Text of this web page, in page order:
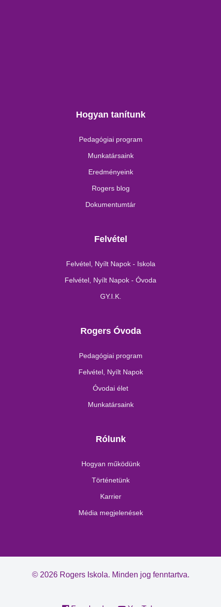
Hogyan tanítunk
Pedagógiai program
Munkatársaink
Eredményeink
Rogers blog
Dokumentumtár
Felvétel
Felvétel, Nyílt Napok - Iskola
Felvétel, Nyílt Napok - Óvoda
GY.I.K.
Rogers Óvoda
Pedagógiai program
Felvétel, Nyílt Napok
Óvodai élet
Munkatársaink
Rólunk
Hogyan működünk
Történetünk
Karrier
Média megjelenések
© 2026 Rogers Iskola. Minden jog fenntartva.